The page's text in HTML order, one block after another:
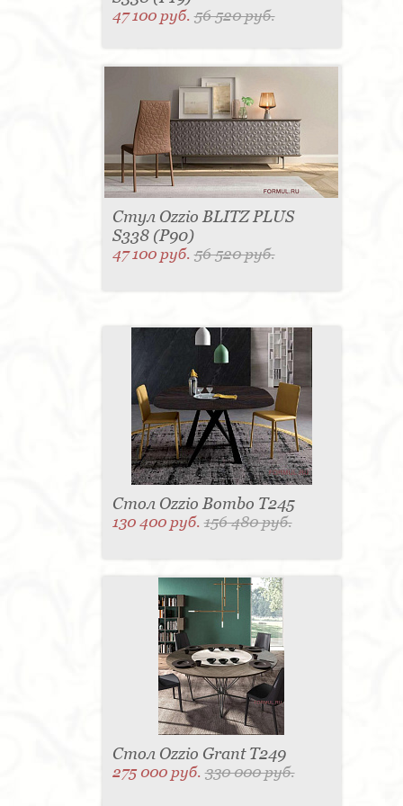
47 100 руб.56 520 руб.
Стул Ozzio BLITZ PLUS
S338 (P90)
47 100 руб.56 520 руб.
Стол Ozzio Bombo T245
130 400 руб.156 480 руб.
Стол Ozzio Grant T249
275 000 руб.330 000 руб.